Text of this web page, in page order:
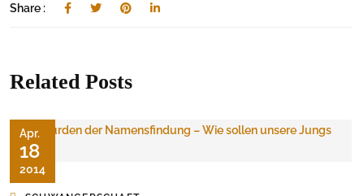
Share :
Related Posts
Apr.
18
2014